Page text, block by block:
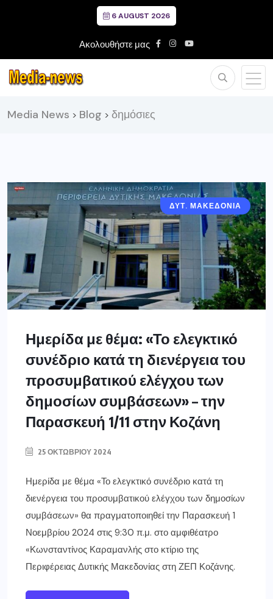
6 AUGUST 2026
Ακολουθήστε μας
Media News > Blog > δημόσιες
ΔΥΤ. ΜΑΚΕΔΟΝΙΑ
Ημερίδα με θέμα: «Το ελεγκτικό
συνέδριο κατά τη διενέργεια του
προσυμβατικού ελέγχου των
δημοσίων συμβάσεων» – την
Παρασκευή 1/11 στην Κοζάνη
25 ΟΚΤΩΒΡΊΟΥ 2024
Ημερίδα με θέμα «Το ελεγκτικό συνέδριο κατά τη
διενέργεια του προσυμβατικού ελέγχου των δημοσίων
συμβάσεων» θα πραγματοποιηθεί την Παρασκευή 1
Νοεμβρίου 2024 στις 9:30 π.μ. στο αμφιθέατρο
«Κωνσταντίνος Καραμανλής στο κτίριο της
Περιφέρειας Δυτικής Μακεδονίας στη ΖΕΠ Κοζάνης.